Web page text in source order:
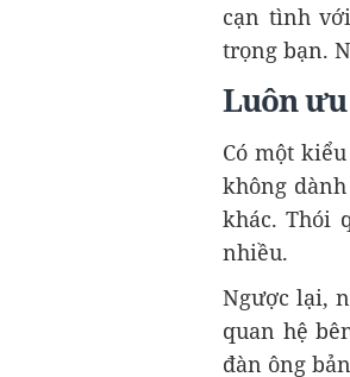
cạn tình
trọng bạn.
Luôn
Có một
không
khác. Thói
nhiều.
Ngược lại,
quan hệ
đàn ông